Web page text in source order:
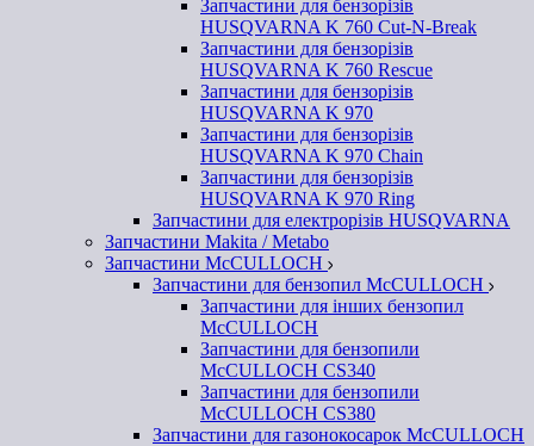
Запчастини для бензорізів
HUSQVARNA K 760 Cut-N-Break
Запчастини для бензорізів
HUSQVARNA K 760 Rescue
Запчастини для бензорізів
HUSQVARNA K 970
Запчастини для бензорізів
HUSQVARNA K 970 Chain
Запчастини для бензорізів
HUSQVARNA K 970 Ring
Запчастини для електрорізів HUSQVARNA
Запчастини Makita / Metabo
Запчастини McCULLOCH
Запчастини для бензопил McCULLOCH
Запчастини для інших бензопил
McCULLOCH
Запчастини для бензопили
McCULLOCH CS340
Запчастини для бензопили
McCULLOCH CS380
Запчастини для газонокосарок McCULLOCH